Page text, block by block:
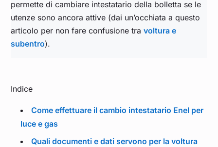
permette di cambiare intestatario della bolletta se le
utenze sono ancora attive (dai un’occhiata a questo
articolo per non fare confusione travoltura e
subentro).
Indice
Come effettuare il cambio intestatario Enel per
luce e gas
Quali documenti e dati servono per la voltura